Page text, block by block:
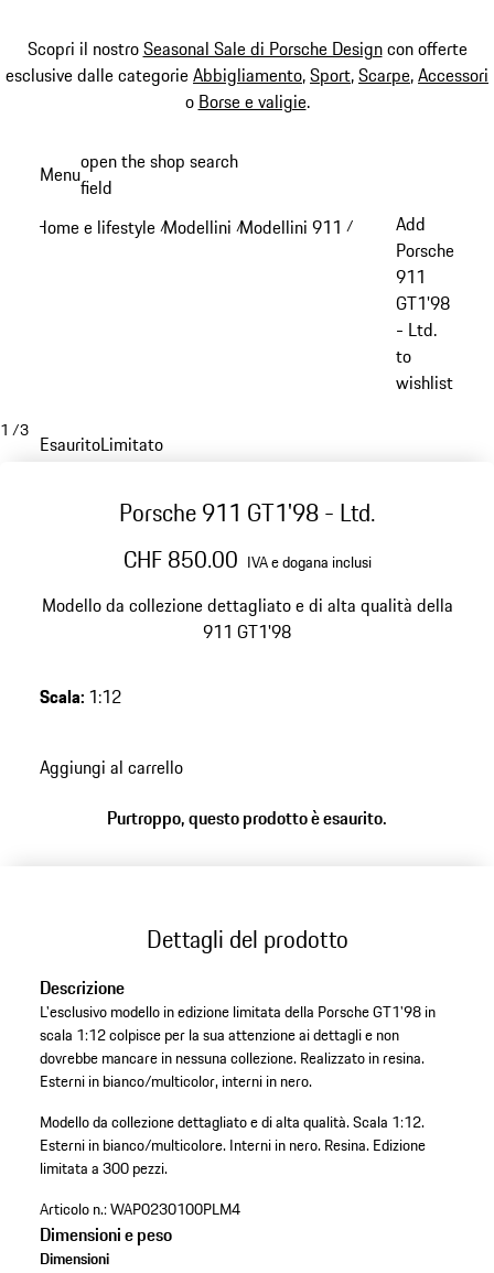
Scopri il nostroSeasonal Sale di Porsche Designcon offerte
esclusive dalle categorieAbbigliamento,Sport,Scarpe,Accessori
o Borse e valigie.
principale
Menuopen the shop search
field
Home e lifestyle /Modellini /Modellini 911 /
Add
Porsche
911
GT1'98
- Ltd.
to
wishlist
1 /3
EsauritoLimitato
Porsche 911 GT1'98 - Ltd.
CHF 850.00 IVA e dogana inclusi
Modello da collezione dettagliato e di alta qualità della
911 GT1'98
Scala: 1:12
Aggiungi al carrello
Purtroppo, questo prodotto è esaurito.
Dettagli del prodotto
Descrizione
L'esclusivo modello in edizione limitata della Porsche GT1'98 in
scala 1:12 colpisce per la sua attenzione ai dettagli e non
dovrebbe mancare in nessuna collezione. Realizzato in resina.
Esterni in bianco/multicolor, interni in nero.
Modello da collezione dettagliato e di alta qualità.Scala 1:12.
Esterni in bianco/multicolore.Interni in nero.Resina.Edizione
limitata a 300 pezzi.
Articolo n.:WAP0230100PLM4
Dimensioni e peso
Dimensioni